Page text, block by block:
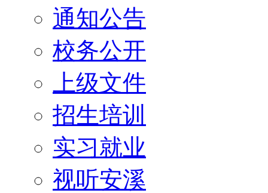
通知公告
校务公开
上级文件
招生培训
实习就业
视听安溪